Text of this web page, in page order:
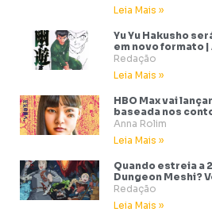
Leia Mais »
Yu Yu Hakusho
em novo formato |
Redação
Leia Mais »
HBO Max vai
baseada nos
Anna Rolim
Leia Mais »
Quando estreia a
Dungeon Meshi?
Redação
Leia Mais »